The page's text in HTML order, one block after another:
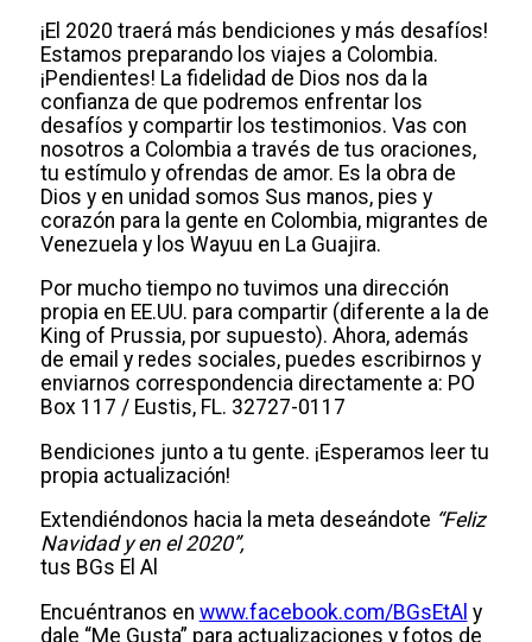
¡El 2020 traerá más bendiciones y más desafíos!
Estamos preparando los viajes a Colombia.
¡Pendientes! La fidelidad de Dios nos da la
confianza de que podremos enfrentar los
desafíos y compartir los testimonios. Vas con
nosotros a Colombia a través de tus oraciones,
tu estímulo y ofrendas de amor. Es la obra de
Dios y en unidad somos Sus manos, pies y
corazón para la gente en Colombia, migrantes de
Venezuela y los Wayuu en La Guajira.
Por mucho tiempo no tuvimos una dirección
propia en EE.UU. para compartir (diferente a la de
King of Prussia, por supuesto). Ahora, además
de email y redes sociales, puedes escribirnos y
enviarnos correspondencia directamente a: PO
Box 117 / Eustis, FL. 32727-0117
Bendiciones junto a tu gente. ¡Esperamos leer tu
propia actualización!
Extendiéndonos hacia la meta deseándote “Feliz
Navidad y en el 2020”,
tus BGs El Al
Encuéntranos en www.facebook.com/BGsEtAl y
dale “Me Gusta” para actualizaciones y fotos de